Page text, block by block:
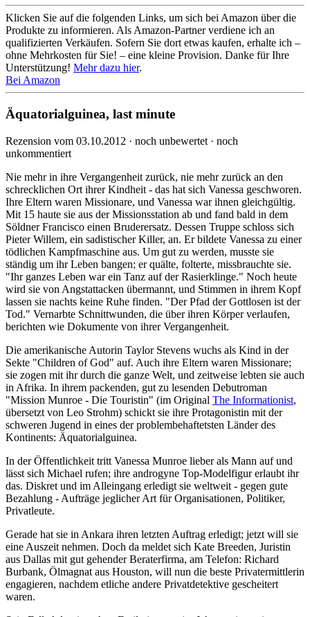
Klicken Sie auf die folgenden Links, um sich bei Amazon über die
Produkte zu informieren. Als Amazon-Partner verdiene ich an
qualifizierten Verkäufen. Sofern Sie dort etwas kaufen, erhalte ich –
ohne Mehrkosten für Sie! – eine kleine Provision. Danke für Ihre
Unterstützung! Mehr dazu hier.
Bei Amazon
Äquatorialguinea, last minute
Rezension vom 03.10.2012 · noch unbewertet · noch
unkommentiert
Nie mehr in ihre Vergangenheit zurück, nie mehr zurück an den
schrecklichen Ort ihrer Kindheit - das hat sich Vanessa geschworen.
Ihre Eltern waren Missionare, und Vanessa war ihnen gleichgültig.
Mit 15 haute sie aus der Missionsstation ab und fand bald in dem
Söldner Francisco einen Bruderersatz. Dessen Truppe schloss sich
Pieter Willem, ein sadistischer Killer, an. Er bildete Vanessa zu einer
tödlichen Kampfmaschine aus. Um gut zu werden, musste sie
ständig um ihr Leben bangen; er quälte, folterte, missbrauchte sie.
"Ihr ganzes Leben war ein Tanz auf der Rasierklinge." Noch heute
wird sie von Angstattacken übermannt, und Stimmen in ihrem Kopf
lassen sie nachts keine Ruhe finden. "Der Pfad der Gottlosen ist der
Tod." Vernarbte Schnittwunden, die über ihren Körper verlaufen,
berichten wie Dokumente von ihrer Vergangenheit.
Die amerikanische Autorin Taylor Stevens wuchs als Kind in der
Sekte "Children of God" auf. Auch ihre Eltern waren Missionare;
sie zogen mit ihr durch die ganze Welt, und zeitweise lebten sie auch
in Afrika. In ihrem packenden, gut zu lesenden Debutroman
"Mission Munroe - Die Touristin" (im Original The Informationist,
übersetzt von Leo Strohm) schickt sie ihre Protagonistin mit der
schweren Jugend in eines der problembehaftetsten Länder des
Kontinents: Äquatorialguinea.
In der Öffentlichkeit tritt Vanessa Munroe lieber als Mann auf und
lässt sich Michael rufen; ihre androgyne Top-Modelfigur erlaubt ihr
das. Diskret und im Alleingang erledigt sie weltweit - gegen gute
Bezahlung - Aufträge jeglicher Art für Organisationen, Politiker,
Privatleute.
Gerade hat sie in Ankara ihren letzten Auftrag erledigt; jetzt will sie
eine Auszeit nehmen. Doch da meldet sich Kate Breeden, Juristin
aus Dallas mit gut gehender Beraterfirma, am Telefon: Richard
Burbank, Ölmagnat aus Houston, will nun die beste Privatermittlerin
engagieren, nachdem etliche andere Privatdetektive gescheitert
waren.